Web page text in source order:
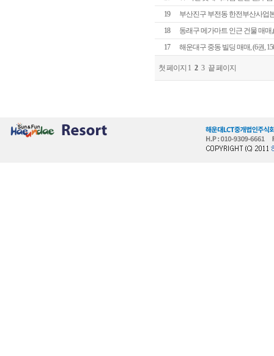
19
부산진구 부전동 한전부산사업
18
동래구 메가마트 인근 건물 매매
17
해운대구 중동 빌딩 매매, (6권,
첫 페이지 1 2 3 끝 페이지